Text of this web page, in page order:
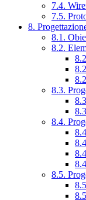
7.4.
7.5.
8.
8.1.
8.2.
8.3.
8.4.
8.5.